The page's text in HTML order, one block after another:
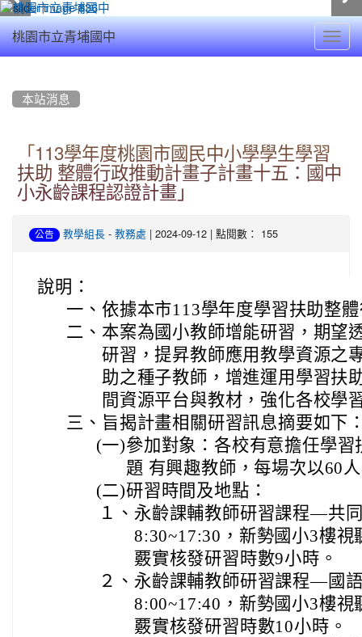
桃園市立青埔國中
本站消息
「113學年度桃園市國民中小學學生學習
扶助 整體行政推動計畫子計畫十五：國中
小永齡課程認證計畫」
公告 教學組長 - 教務處 | 2024-09-12 | 點閱數： 155
說明：
一、 依據本市113學年度學習扶助整
二、 本案為國小教師增能研習，期望
研習，提昇教師應用教學資源之
助之種子教師，增進運用學習扶
間資源平台與教材，強化各校學
三、 旨揭計畫相關研習訊息摘要如下
(一)參加對象：各校有意擔任學
題 有興趣教師，每場次以60
(二)研習時間及地點：
１、 永齡課輔教師研習課程—共
8:30~17:30，新勢國小3樓
覈實核發研習時數9小時。
２、 永齡課輔教師研習課程—國
8:00~17:40，新勢國小3樓
覈實核發研習時數10小時。